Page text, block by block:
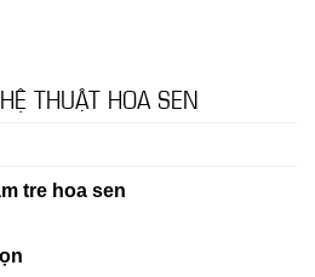
THUẬT HOA SEN
tre hoa sen